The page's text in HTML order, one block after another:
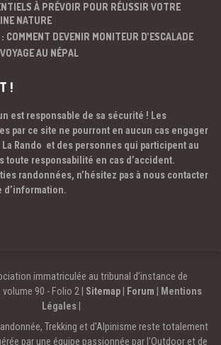
À PRÉVOIR POUR RÉUSSIR VOTRE
NATURE
COMMENT DEVENIR MONITEUR D’ESCALADE
AU NÉPAL
!
est responsable de sa sécurité ! Les
par ce site ne pourront en aucun cas engager
Rando et des personnes qui participent au
toute responsabilité en cas d’accident.
randonnées, n’hésitez pas à nous contacter
d’information.
immatriculée au tribunal d’instance de
90 - Folio 2 | Sitemap| Forum | Mentions
Légales |
Trekking et d'Alpinisme reste totalement
par une équipe passionnée par l’Outdoor et de